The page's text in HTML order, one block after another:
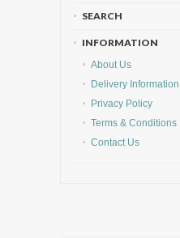
SEARCH
INFORMATION
About Us
Delivery Information
Privacy Policy
Terms & Conditions
Contact Us